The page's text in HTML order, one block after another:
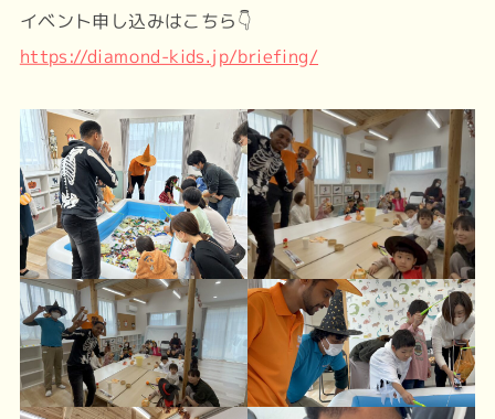
イベント申し込みはこちら👇
https://diamond-kids.jp/briefing/